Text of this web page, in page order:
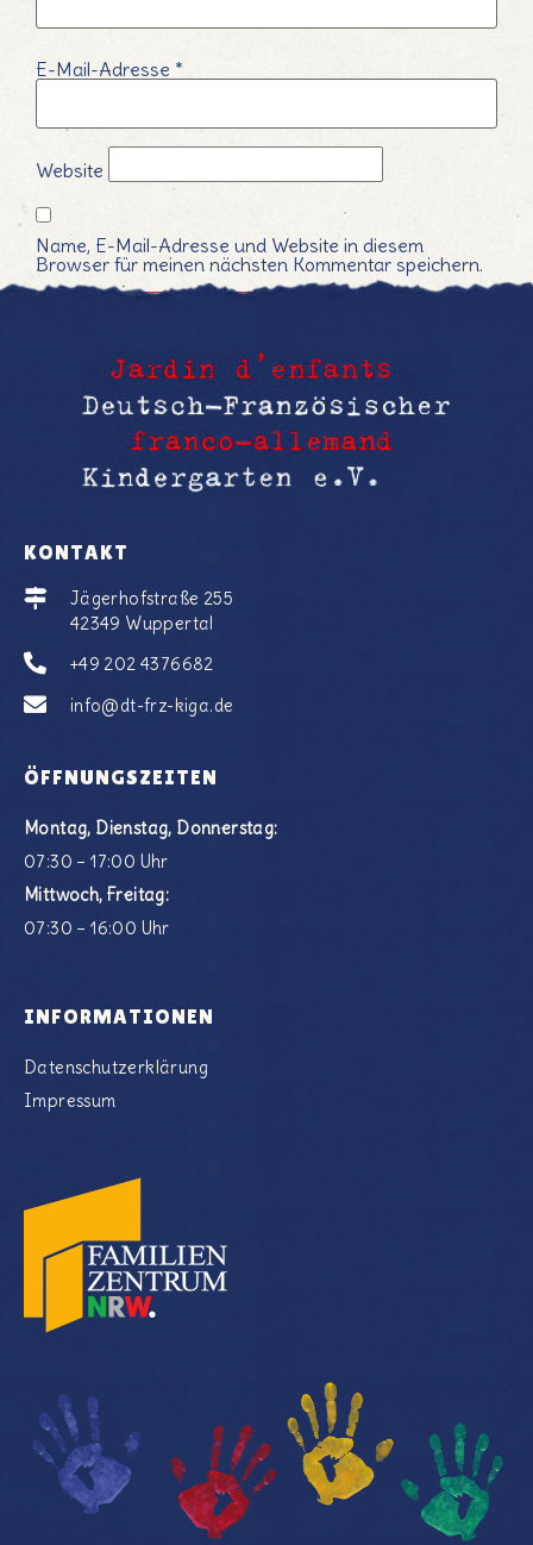
E-Mail-Adresse *
Website
Name, E-Mail-Adresse und Website in diesem
Browser für meinen nächsten Kommentar speichern.
KONTAKT
Jägerhofstraße 255
42349 Wuppertal
+49 202 4376682
info@dt-frz-kiga.de
ÖFFNUNGSZEITEN
Montag, Dienstag, Donnerstag:
07:30 – 17:00 Uhr
Mittwoch, Freitag:
07:30 – 16:00 Uhr
INFORMATIONEN
Datenschutzerklärung
Impressum